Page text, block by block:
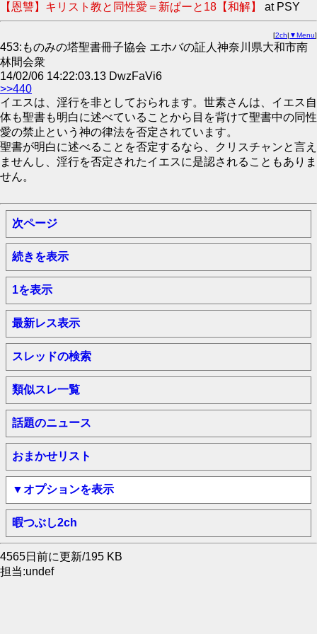
【恩讐】キリスト教と同性愛＝新ぱーと18【和解】 at PSY
[2ch| ▼Menu]
453:ものみの塔聖書冊子協会 エホバの証人神奈川県大和市南
林間会衆
14/02/06 14:22:03.13 DwzFaVi6
>>440
イエスは、淫行を非としておられます。世素さんは、イエス自
体も聖書も明白に述べていることから目を背けて聖書中の同性
愛の禁止という神の律法を否定されています。
聖書が明白に述べることを否定するなら、クリスチャンと言え
ませんし、淫行を否定されたイエスに是認されることもありま
せん。
次ページ
続きを表示
1を表示
最新レス表示
スレッドの検索
類似スレ一覧
話題のニュース
おまかせリスト
▼オプションを表示
暇つぶし2ch
4565日前に更新/195 KB
担当:undef